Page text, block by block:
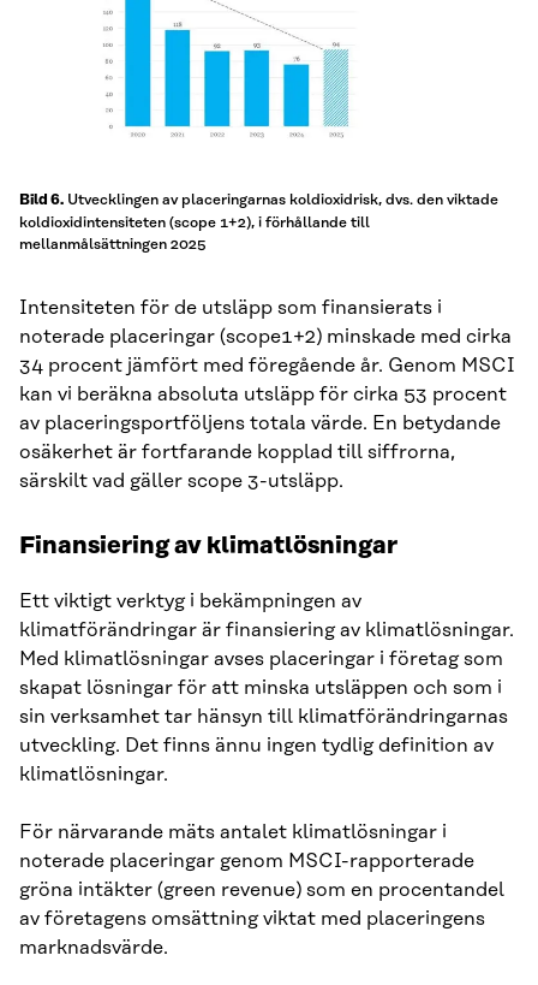
Bild 6. Utvecklingen av placeringarnas koldioxidrisk, dvs. den viktade
koldioxidintensiteten (scope 1+2), i förhållande till
mellanmålsättningen 2025
Intensiteten för de utsläpp som finansierats i
noterade placeringar (scope1+2) minskade med cirka
34 procent jämfört med föregående år. Genom MSCI
kan vi beräkna absoluta utsläpp för cirka 53 procent
av placeringsportföljens totala värde. En betydande
osäkerhet är fortfarande kopplad till siffrorna,
särskilt vad gäller scope 3-utsläpp.
Finansiering av klimatlösningar
Ett viktigt verktyg i bekämpningen av
klimatförändringar är finansiering av klimatlösningar.
Med klimatlösningar avses placeringar i företag som
skapat lösningar för att minska utsläppen och som i
sin verksamhet tar hänsyn till klimatförändringarnas
utveckling. Det finns ännu ingen tydlig definition av
klimatlösningar.
För närvarande mäts antalet klimatlösningar i
noterade placeringar genom MSCI-rapporterade
gröna intäkter (green revenue) som en procentandel
av företagens omsättning viktat med placeringens
marknadsvärde.